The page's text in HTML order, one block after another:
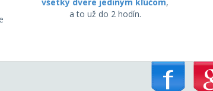
všetky dvere jediným kľúčom,
a to už do 2 hodín.